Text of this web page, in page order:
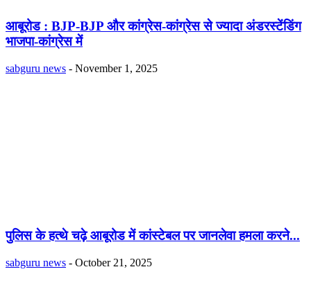
आबूरोड : BJP-BJP और कांग्रेस-कांग्रेस से ज्यादा अंडरस्टेंडिंग
भाजपा-कांग्रेस में
sabguru news - November 1, 2025
पुलिस के हत्थे चढ़े आबूरोड में कांस्टेबल पर जानलेवा हमला करने...
sabguru news - October 21, 2025